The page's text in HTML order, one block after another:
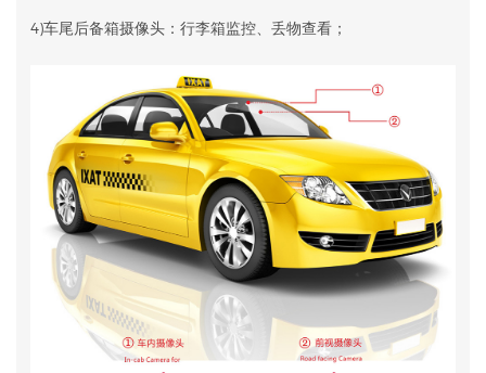
4)车尾后备箱摄像头：行李箱监控、丢物查看；